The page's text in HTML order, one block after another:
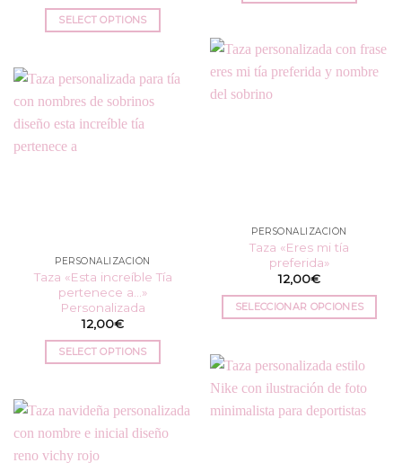
SELECT OPTIONS
PERSONALIZACIÓN
Taza «Eres mi tía
preferida»
12,00€
SELECCIONAR OPCIONES
tiene
múltiples
variantes.
PERSONALIZACIÓN
Taza «Esta increíble Tía
pertenece a…»
Personalizada
12,00€
SELECT OPTIONS